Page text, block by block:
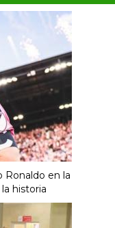
Ronaldo en la
historia